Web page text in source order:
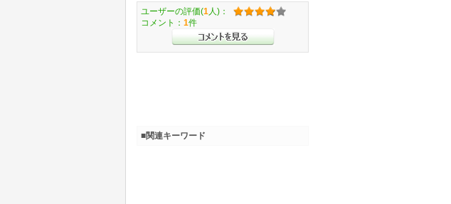
ユーザーの評価(1 人)：
コメント： 1件
■関連キーワード